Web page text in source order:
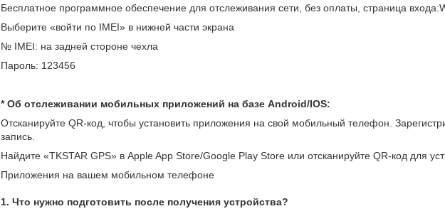
Бесплатное программное обеспечение для отслеживания сети, без оплаты, страница
Выберите «войти по IMEI» в нижней части экрана
№ IMEI: на задней стороне чехла
Пароль: 123456
* Об отслеживании мобильных приложений на базе Android/IOS:
Отсканируйте QR-код, чтобы установить приложения на свой мобильный телефон.
запись.
Найдите «TKSTAR GPS» в Apple App Store/Google Play Store или отсканируйте QR-код для
Приложения на вашем мобильном телефоне
1. Что нужно подготовить после получения устройства?